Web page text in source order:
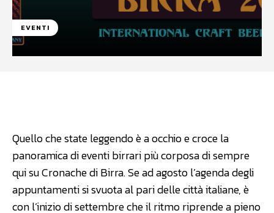
EVENTI
Quello che state leggendo è a occhio e croce la
panoramica di eventi birrari più corposa di sempre
qui su Cronache di Birra. Se ad agosto l’agenda degli
appuntamenti si svuota al pari delle città italiane, è
con l’inizio di settembre che il ritmo riprende a pieno